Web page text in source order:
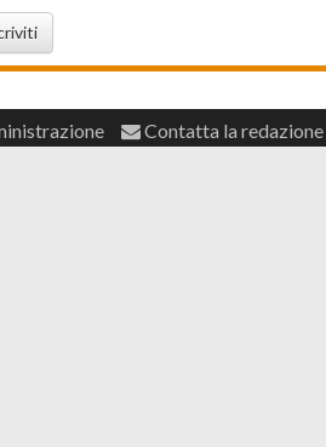
Contatta la redazione